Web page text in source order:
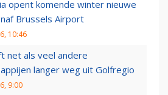
opent komende winter nieuwe
Brussels Airport
10:46
net als veel andere
langer weg uit Golfregio
9:00